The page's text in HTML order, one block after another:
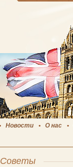
Новости О нас
Советы